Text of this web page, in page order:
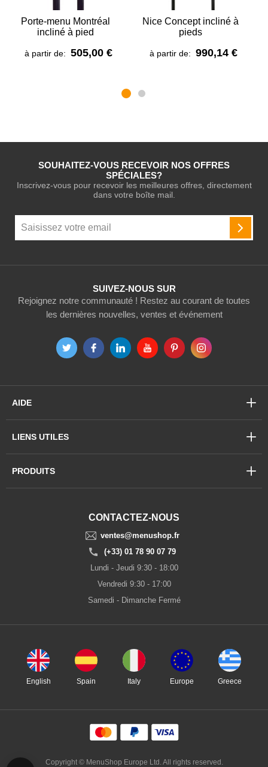
Porte-menu Montréal
incliné à pied
à partir de: 505,00 €
Nice Concept incliné à
pieds
à partir de: 990,14 €
SUIVEZ-NOUS SUR
Rejoignez notre communauté ! Restez au courant de toutes
les dernières nouvelles, ventes et événement
SOUHAITEZ-VOUS RECEVOIR NOS OFFRES
SPÉCIALES?
Inscrivez-vous pour recevoir les meilleures offres, directement
dans votre boîte mail.
notre
CONTACTEZ-NOUS
ventes@menushop.fr
(+33) 01 78 90 07 79
Lundi - Jeudi 9:30 - 18:00
Vendredi 9:30 - 17:00
Samedi - Dimanche Fermé
AIDE
LIENS UTILES
PRODUITS
English Spain Italy Europe Greece
Copyright © MenuShop Europe Ltd. All rights reserved.